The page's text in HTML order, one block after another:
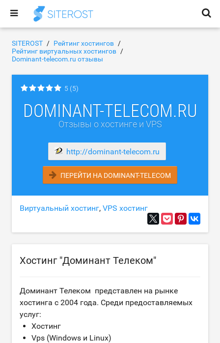
SITEROST
Рейтинг хостингов
Рейтинг виртуальных хостингов
Dominant-telecom.ru отзывы
5 (5)
DOMINANT-TELECOM.RU
Отзывы о хостинге и VPS
http://dominant-telecom.ru
ПЕРЕЙТИ НА DOMINANT-TELECOM
Виртуальный хостинг, VPS хостинг
Хостинг "Доминант Телеком"
Доминант Телеком представлен на рынке
хостинга с 2004 года. Среди предоставляемых
услуг:
Хостинг
Vps (Windows и Linux)